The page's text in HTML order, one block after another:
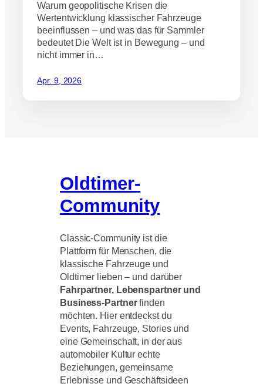
Warum geopolitische Krisen die
Wertentwicklung klassischer Fahrzeuge
beeinflussen – und was das für Sammler
bedeutet Die Welt ist in Bewegung – und
nicht immer in…
Apr. 9, 2026
Oldtimer-
Community
Classic-Community ist die
Plattform für Menschen, die
klassische Fahrzeuge und
Oldtimer lieben – und darüber
Fahrpartner, Lebenspartner und
Business-Partnerfinden
möchten. Hier entdeckst du
Events, Fahrzeuge, Stories und
eine Gemeinschaft, in der aus
automobiler Kultur echte
Beziehungen, gemeinsame
Erlebnisse und Geschäftsideen